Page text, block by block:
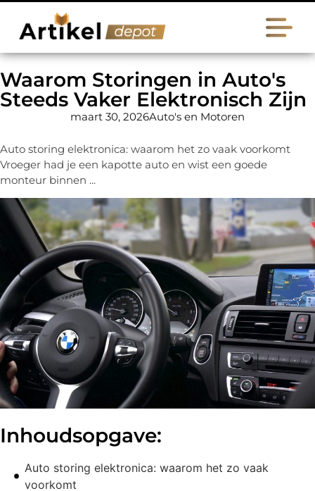
Waarom Storingen in Auto's
Steeds Vaker Elektronisch Zijn
maart 30, 2026Auto's en Motoren
Auto storing elektronica: waarom het zo vaak voorkomt
Vroeger had je een kapotte auto en wist een goede
monteur binnen ...
Inhoudsopgave:
Auto storing elektronica: waarom het zo vaak
voorkomt